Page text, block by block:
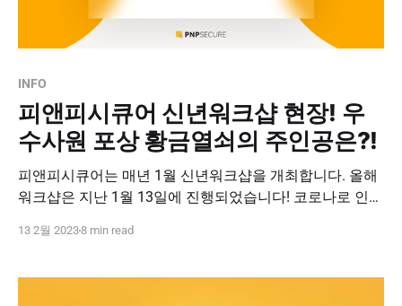
INFO
피앤피시큐어 신년워크샵 현장! 우
수사원 포상 황금열쇠의 주인공은?!
피앤피시큐어는 매년 1월 신년워크샵을 개최합니다. 올해
워크샵은 지난 1월 13일에 진행되었습니다! 코로나로 인해
전사 임직원이 한 공간에 모인 뜻깊은 자리였습니다. 서울
13 2월 20238 min read